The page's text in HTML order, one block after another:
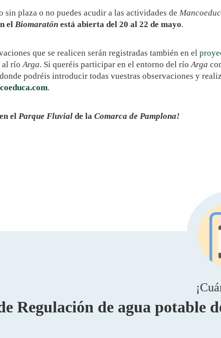
sin plaza o no puedes acudir a las actividades de
el Biomaratón está abierta del 20 al 22 de mayo.
que se realicen serán registradas también en el
al ríoArga. Si queréis participar en el entorno del ríoArga
podréis introducir todas vuestras observaciones y
.
el Parque Fluvial de la Comarca de Pamplona!
Regulación de agua potable